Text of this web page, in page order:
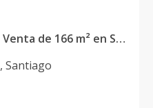
Amplio Apartamento en Venta de 166 m² en Santiago | 3 habitaciones
, Santiago